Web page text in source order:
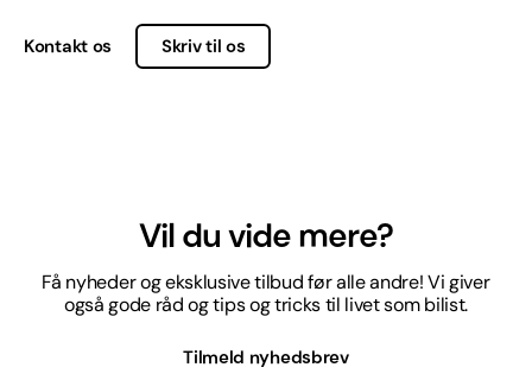
Kontakt os Skriv til os
Vil du vide mere?
Få nyheder og eksklusive tilbud før alle andre! Vi giver
også gode råd og tips og tricks til livet som bilist.
Tilmeld nyhedsbrev